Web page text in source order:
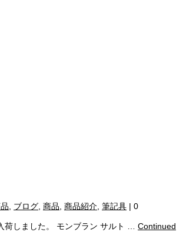
, ブログ, 商品, 商品紹介, 筆記具 | 0
荷しました。 モンブラン サルト … Continued